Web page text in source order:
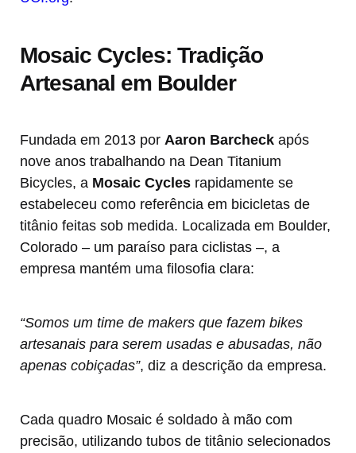
Mosaic Cycles: Tradição
Artesanal em Boulder
Fundada em 2013 por Aaron Barcheck após
nove anos trabalhando na Dean Titanium
Bicycles, a Mosaic Cycles rapidamente se
estabeleceu como referência em bicicletas de
titânio feitas sob medida. Localizada em Boulder,
Colorado – um paraíso para ciclistas –, a
empresa mantém uma filosofia clara:
“Somos um time de makers que fazem bikes
artesanais para serem usadas e abusadas, não
apenas cobiçadas”, diz a descrição da empresa.
Cada quadro Mosaic é soldado à mão com
precisão, utilizando tubos de titânio selecionados